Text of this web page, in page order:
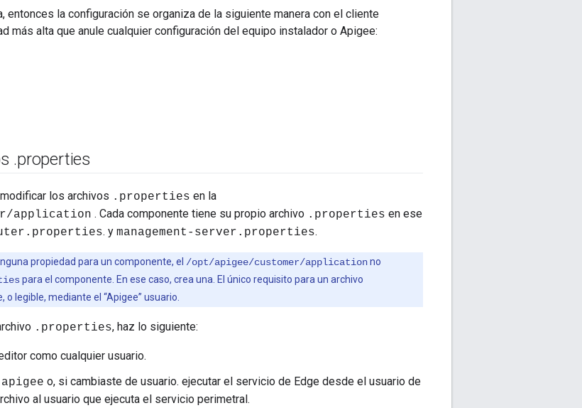
entonces la configuración se organiza de la siguiente manera con el cliente
más alta que anule cualquier configuración del equipo instalador o Apigee:
.properties
los archivos .properties en la
application . Cada componente tiene su propio archivo .properties en ese
. y management-server.properties.
propiedad para un componente, el /opt/apigee/customer/applicationno
para el componente. En ese caso, crea una. El único requisito para un archivo
o legible, mediante el “Apigee” usuario.
.properties, haz lo siguiente:
como cualquier usuario.
o, si cambiaste de usuario. ejecutar el servicio de Edge desde el usuario de
al usuario que ejecuta el servicio perimetral.